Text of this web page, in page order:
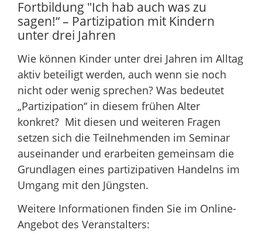
Fortbildung "Ich hab auch was zu
sagen!“ – Partizipation mit Kindern
unter drei Jahren
Wie können Kinder unter drei Jahren im Alltag
aktiv beteiligt werden, auch wenn sie noch
nicht oder wenig sprechen? Was bedeutet
„Partizipation“ in diesem frühen Alter
konkret? Mit diesen und weiteren Fragen
setzen sich die Teilnehmenden im Seminar
auseinander und erarbeiten gemeinsam die
Grundlagen eines partizipativen Handelns im
Umgang mit den Jüngsten.
Weitere Informationen finden Sie im Online-
Angebot des Veranstalters: